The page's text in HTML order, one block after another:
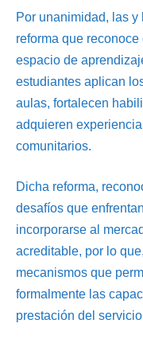
Por unanimidad, las
reforma que
espacio de
estudiantes aplican
aulas, fortalecen
adquieren
comunitarios.
Dicha reforma,
desafíos que
incorporarse al
acreditable, por lo
mecanismos que
formalmente las
prestación del